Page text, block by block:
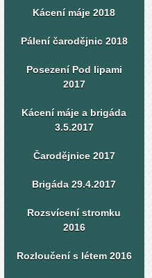
Kácení máje 2018
Pálení čarodějnic 2018
Posezení Pod lipami
2017
Kácení máje a brigáda
3.5.2017
Čarodějnice 2017
Brigáda 29.4.2017
Rozsvícení stromku
2016
Rozloučení s létem 2016